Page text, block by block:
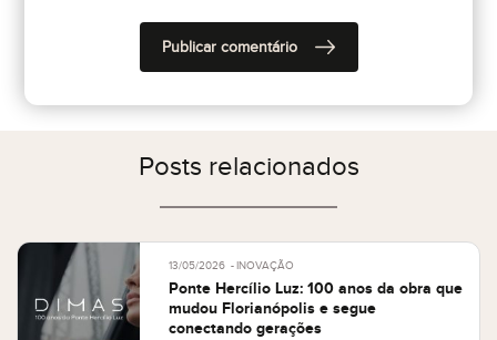
Posts relacionados
13/05/2026 INOVAÇÃO
Ponte Hercílio Luz: 100 anos da obra que
mudou Florianópolis e segue
conectando gerações